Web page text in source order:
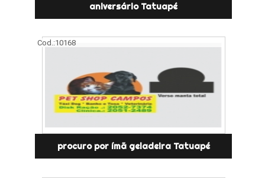
aniversário Tatuapé
Cod.:10168
procuro por ímã geladeira Tatuapé